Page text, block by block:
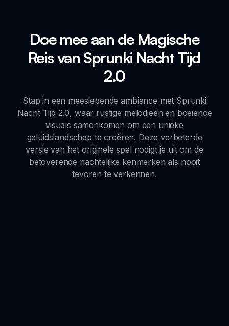
Doe mee aan de Magische
Reis van Sprunki Nacht Tijd
2.0
Stap in een meeslepende ambiance met Sprunki
Nacht Tijd 2.0, waar rustige melodieën en boeiende
visuals samenkomen om een unieke
geluidslandschap te creëren. Deze verbeterde
versie van het originele spel nodigt je uit om de
betoverende nachtelijke kenmerken als nooit
tevoren te verkennen.